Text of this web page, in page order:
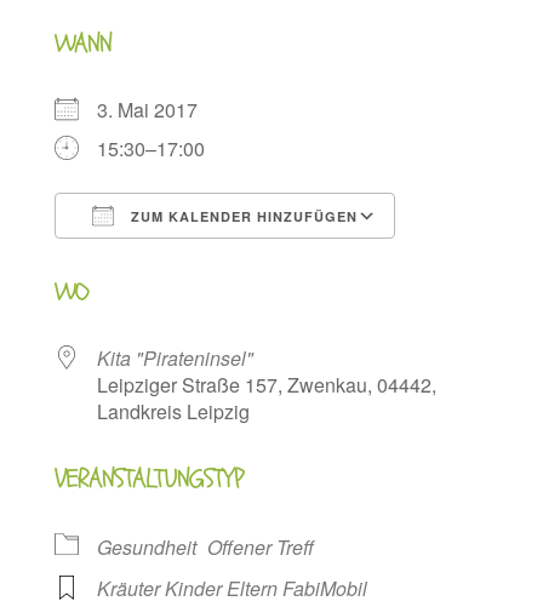
WANN
3. Mai 2017
15:30–17:00
ZUM KALENDER HINZUFÜGEN
WO
Kita "Pirateninsel"
Leipziger Straße 157, Zwenkau, 04442,
Landkreis Leipzig
VERANSTALTUNGSTYP
Gesundheit Offener Treff
Kräuter Kinder Eltern FabiMobil